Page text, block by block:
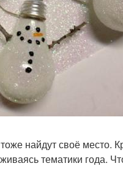
найдут своё место.
тематики года.